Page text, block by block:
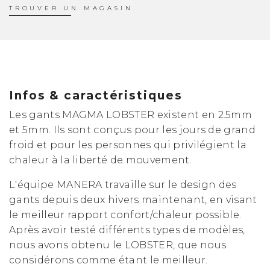
M
TROUVER UN MAGASIN
Infos & caractéristiques
Les gants MAGMA LOBSTER existent en 2.5mm
et 5mm. Ils sont conçus pour les jours de grand
froid et pour les personnes qui privilégient la
chaleur à la liberté de mouvement.
L'équipe MANERA travaille sur le design des
gants depuis deux hivers maintenant, en visant
le meilleur rapport confort/chaleur possible.
Après avoir testé différents types de modèles,
nous avons obtenu le LOBSTER, que nous
considérons comme étant le meilleur.